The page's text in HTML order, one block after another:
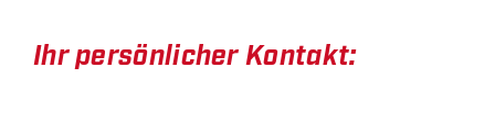
Ihr persönlicher Kontakt: